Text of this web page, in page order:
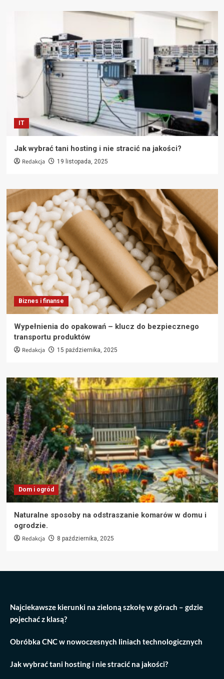
IT
Jak wybrać tani hosting i nie stracić na jakości?
Redakcja 19 listopada, 2025
Biznes i finanse
Wypełnienia do opakowań – klucz do bezpiecznego
transportu produktów
Redakcja 15 października, 2025
Dom i ogród
Naturalne sposoby na odstraszanie komarów w domu i
ogrodzie.
Redakcja 8 października, 2025
Najciekawsze kierunki na zieloną szkołę w górach – gdzie
pojechać z klasą?
Obróbka CNC w nowoczesnych liniach technologicznych
Jak wybrać tani hosting i nie stracić na jakości?